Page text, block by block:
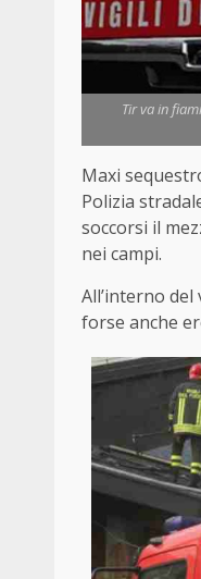
Tir va in
Maxi
Polizia
soccorsi il
nei campi.
All’interno
forse anche